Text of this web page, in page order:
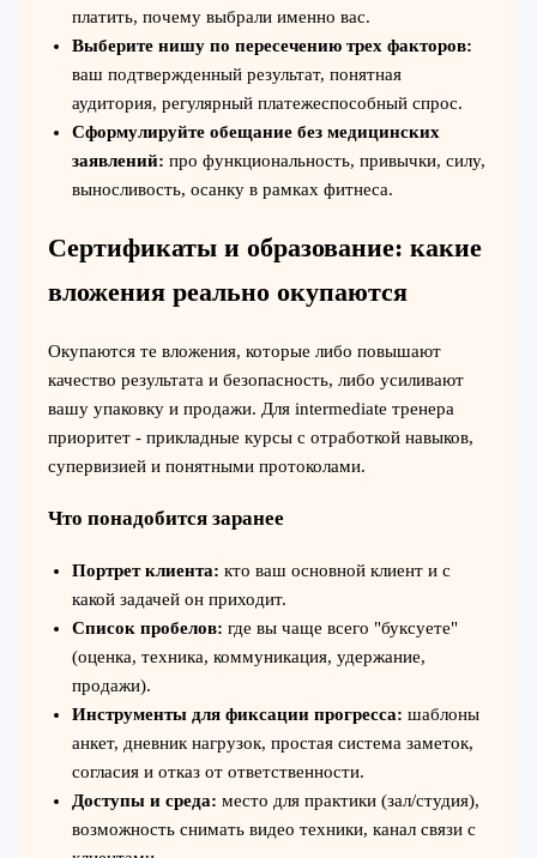
платить, почему выбрали именно вас.
Выберите нишу по пересечению трех факторов:
ваш подтвержденный результат, понятная
аудитория, регулярный платежеспособный спрос.
Сформулируйте обещание без медицинских
заявлений: про функциональность, привычки, силу,
выносливость, осанку в рамках фитнеса.
Сертификаты и образование: какие
вложения реально окупаются
Окупаются те вложения, которые либо повышают
качество результата и безопасность, либо усиливают
вашу упаковку и продажи. Для intermediate тренера
приоритет - прикладные курсы с отработкой навыков,
супервизией и понятными протоколами.
Что понадобится заранее
Портрет клиента: кто ваш основной клиент и с
какой задачей он приходит.
Список пробелов: где вы чаще всего "буксуете"
(оценка, техника, коммуникация, удержание,
продажи).
Инструменты для фиксации прогресса: шаблоны
анкет, дневник нагрузок, простая система заметок,
согласия и отказ от ответственности.
Доступы и среда: место для практики (зал/студия),
возможность снимать видео техники, канал связи с